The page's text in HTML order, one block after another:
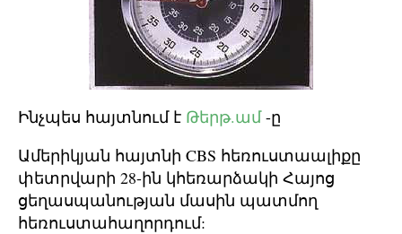
Ինչպես հայտնում է Թերթ.ամ-ը
Ամերիկյան հայտնի CBS հեռուստաալիքը
փետրվարի 28-ին կհեռարձակի Հայոց
ցեղասպանության մասին պատմող
հեռուստահաղորդում: